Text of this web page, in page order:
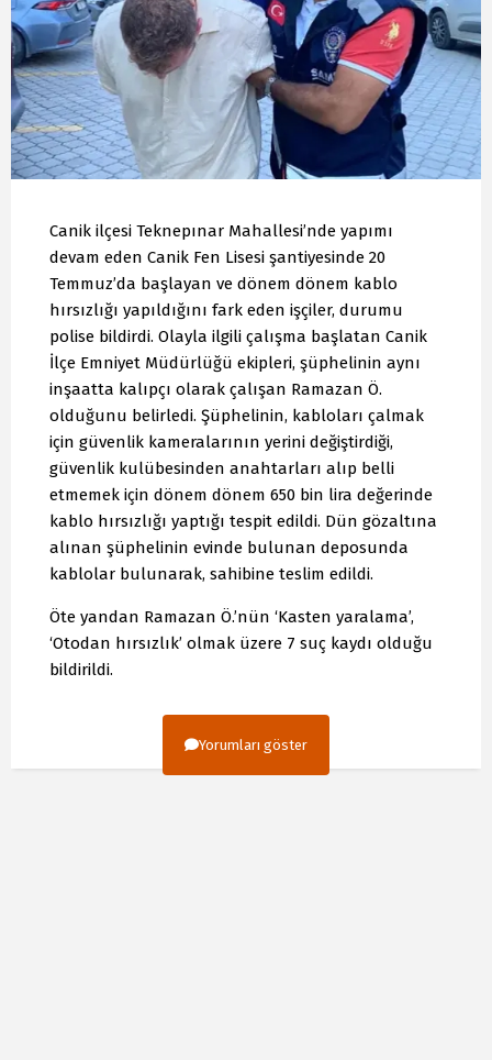
Canik ilçesi Teknepınar Mahallesi’nde yapımı
devam eden Canik Fen Lisesi şantiyesinde 20
Temmuz’da başlayan ve dönem dönem kablo
hırsızlığı yapıldığını fark eden işçiler, durumu
polise bildirdi. Olayla ilgili çalışma başlatan Canik
İlçe Emniyet Müdürlüğü ekipleri, şüphelinin aynı
inşaatta kalıpçı olarak çalışan Ramazan Ö.
olduğunu belirledi. Şüphelinin, kabloları çalmak
için güvenlik kameralarının yerini değiştirdiği,
güvenlik kulübesinden anahtarları alıp belli
etmemek için dönem dönem 650 bin lira değerinde
kablo hırsızlığı yaptığı tespit edildi. Dün gözaltına
alınan şüphelinin evinde bulunan deposunda
kablolar bulunarak, sahibine teslim edildi.
Öte yandan Ramazan Ö.’nün ‘Kasten yaralama’,
‘Otodan hırsızlık’ olmak üzere 7 suç kaydı olduğu
bildirildi.
Yorumları göster